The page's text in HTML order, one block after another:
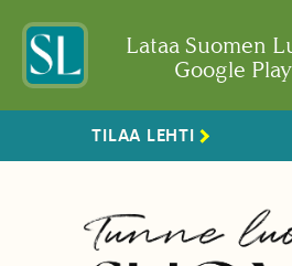
Lataa Suomen
Google
TILAA LEHTI